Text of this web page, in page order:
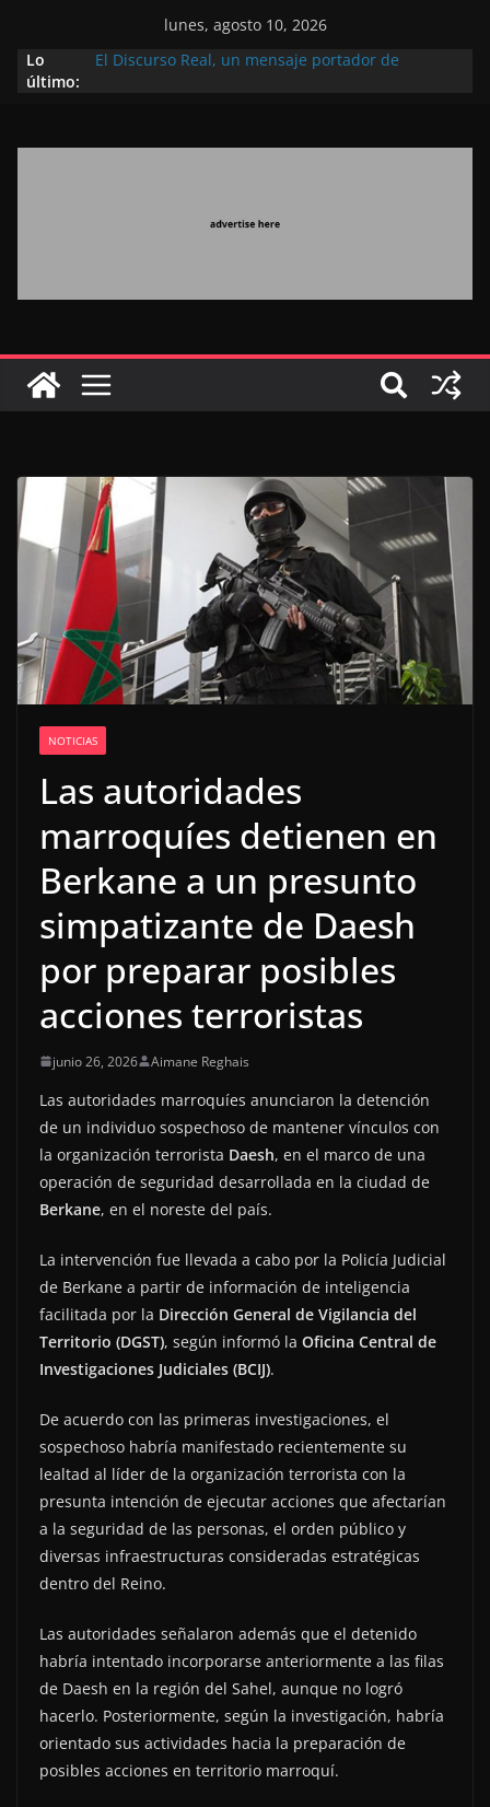
lunes, agosto 10, 2026
Lo
último:
El Discurso Real, un mensaje portador de
Extranjero: al servicio de los grandes proyectos de
Marruecos gracias a una visión estratégica
destinada a consolidar la posición de Marruecos
en una economía mundial competitiva (politólogo
marroquí-estadounidense)
NOTICIAS
Las autoridades
marroquíes detienen en
Berkane a un presunto
simpatizante de Daesh
por preparar posibles
acciones terroristas
junio 26, 2026 Aimane Reghais
Las autoridades marroquíes anunciaron la detención
de un individuo sospechoso de mantener vínculos con
la organización terrorista Daesh, en el marco de una
operación de seguridad desarrollada en la ciudad de
Berkane, en el noreste del país.
La intervención fue llevada a cabo por la Policía Judicial
de Berkane a partir de información de inteligencia
facilitada por la Dirección General de Vigilancia del
Territorio (DGST), según informó la Oficina Central de
Investigaciones Judiciales (BCIJ).
De acuerdo con las primeras investigaciones, el
sospechoso habría manifestado recientemente su
lealtad al líder de la organización terrorista con la
presunta intención de ejecutar acciones que afectarían
a la seguridad de las personas, el orden público y
diversas infraestructuras consideradas estratégicas
dentro del Reino.
Las autoridades señalaron además que el detenido
habría intentado incorporarse anteriormente a las filas
de Daesh en la región del Sahel, aunque no logró
hacerlo. Posteriormente, según la investigación, habría
orientado sus actividades hacia la preparación de
posibles acciones en territorio marroquí.